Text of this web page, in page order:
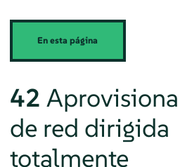
En esta página
42
de red dirigida
totalmente